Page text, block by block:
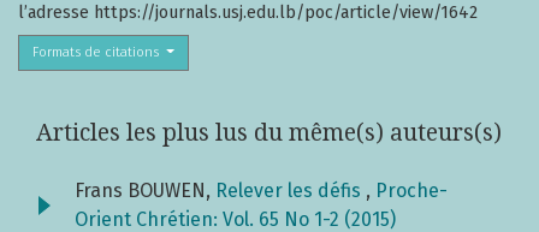
l’adresse https://journals.usj.edu.lb/poc/article/view/1642
Formats de citations
Articles les plus lus du même(s) auteurs(s)
Frans BOUWEN, Relever les défis , Proche-
Orient Chrétien: Vol. 65 No 1-2 (2015)